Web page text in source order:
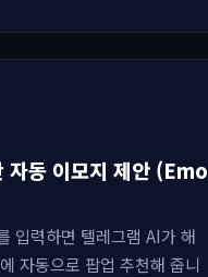
자동 이모지 제안 (Emo
입력하면 텔레그램 AI가 해
자동으로 팝업 추천해 줍니